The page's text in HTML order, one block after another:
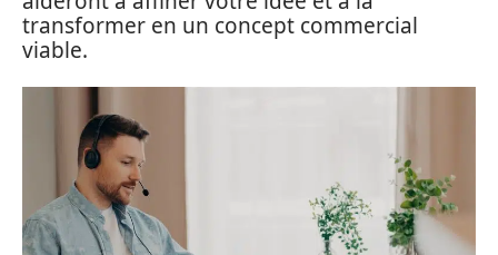
transformer en un concept commercial
viable.